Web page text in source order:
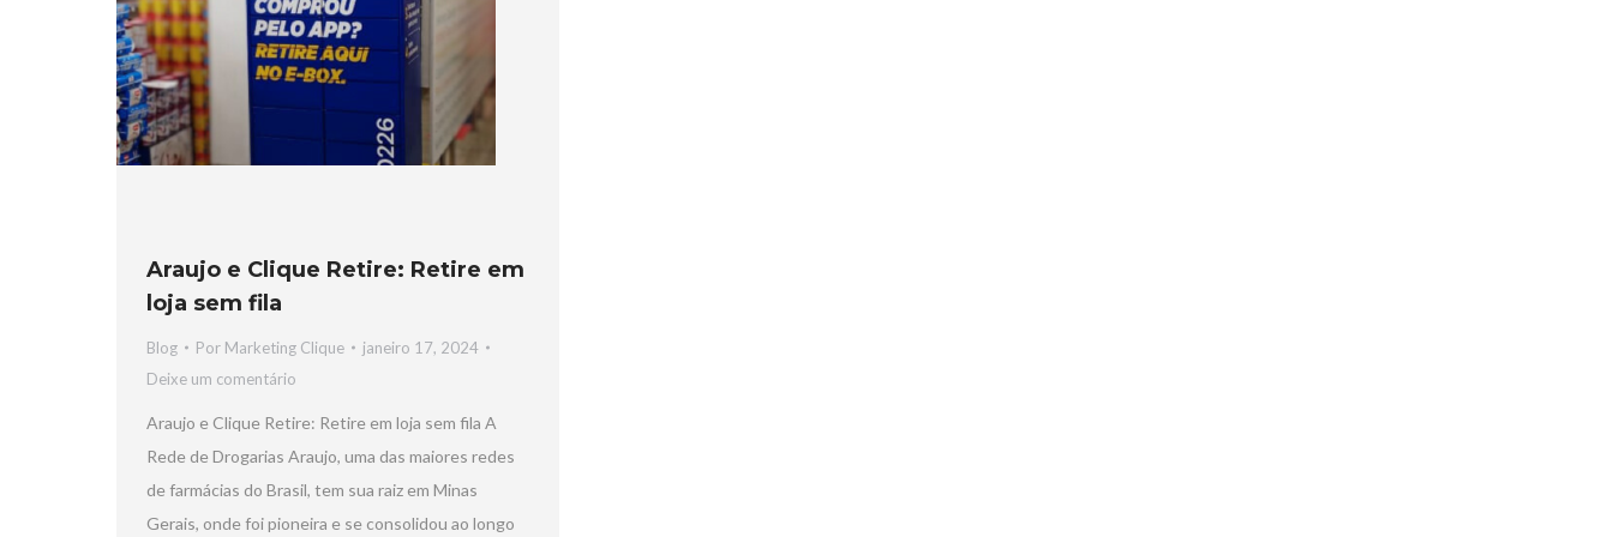
Araujo e Clique Retire: Retire em
loja sem fila
Blog Por Marketing Clique
janeiro 17, 2024
Deixe um comentário
Araujo e Clique Retire: Retire em loja sem fila A
Rede de Drogarias Araujo, uma das maiores redes
de farmácias do Brasil, tem sua raiz em Minas
Gerais, onde foi pioneira e se consolidou ao longo